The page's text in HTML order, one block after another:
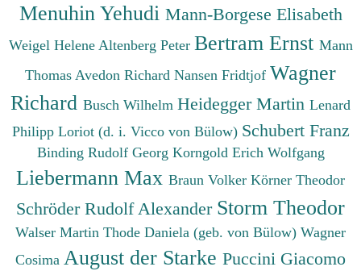
Menuhin Yehudi Mann-Borgese Elisabeth
Weigel Helene Altenberg Peter Bertram Ernst Mann
Thomas Avedon Richard Nansen Fridtjof Wagner
Richard Busch Wilhelm Heidegger Martin Lenard
Philipp Loriot (d. i. Vicco von Bülow) Schubert Franz
Binding Rudolf Georg Korngold Erich Wolfgang
Liebermann Max Braun Volker Körner Theodor
Schröder Rudolf Alexander Storm Theodor
Walser Martin Thode Daniela (geb. von Bülow) Wagner
Cosima August der Starke Puccini Giacomo